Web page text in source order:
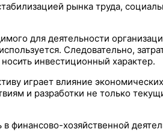
рынка труда,
для деятельности
Следовательно,
инвестиционный характер.
играет влияние
и разработки не только
финансово-хозяйственной